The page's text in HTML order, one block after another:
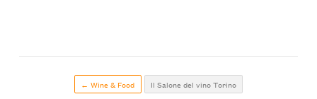
← Wine & Food Il Salone del vino Torino